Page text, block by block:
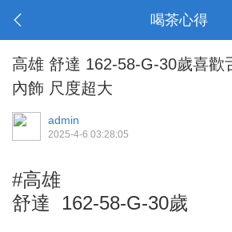
喝茶心得
高雄 舒達 162-58-G-30歲喜歡
內飾 尺度超大
admin
2025-4-6 03:28:05
#高雄
舒達 162-58-G-30歲